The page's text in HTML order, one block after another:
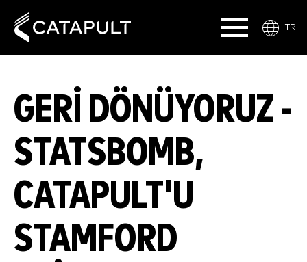
TR
GERI DÖNÜYORUZ -
STATSBOMB,
CATAPULT'U
STAMFORD